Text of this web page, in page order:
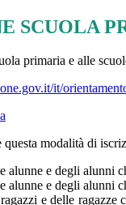
SCUOLA
primaria e alle
it/
modalità di
alunne e degli alunni
alunne e degli alunni
e delle ragazze